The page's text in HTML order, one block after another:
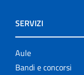
SERVIZI
Aule
Bandi e concorsi